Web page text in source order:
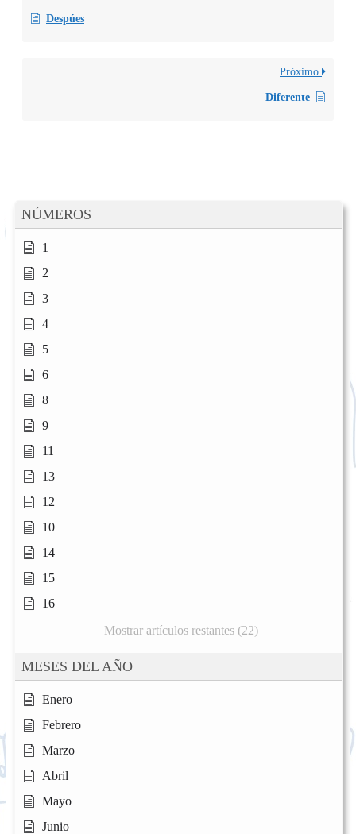
NÚMEROS
1
2
3
4
5
6
8
9
11
13
12
10
14
15
16
Mostrar artículos restantes (22)
MESES DEL AÑO
Enero
Febrero
Marzo
Abril
Mayo
Junio
Despúes
Próximo
Diferente